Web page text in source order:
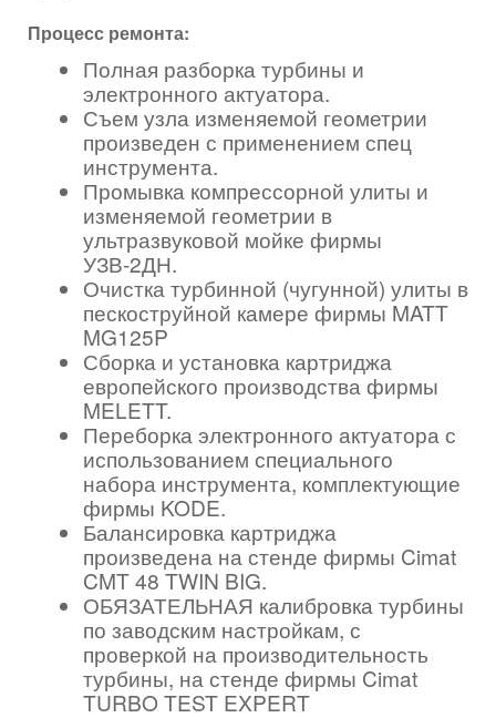
Процесс ремонта:
Полная разборка турбины и
электронного актуатора.
Съем узла изменяемой геометрии
произведен с применением спец
инструмента.
Промывка компрессорной улиты и
изменяемой геометрии в
ультразвуковой мойке фирмы
УЗВ-2ДН.
Очистка турбинной (чугунной) улиты в
пескоструйной камере фирмы MATT
MG125P
Сборка и установка картриджа
европейского производства фирмы
MELETT.
Переборка электронного актуатора с
использованием специального
набора инструмента, комплектующие
фирмы KODE.
Балансировка картриджа
произведена на стенде фирмы Cimat
CMT 48 TWIN BIG.
ОБЯЗАТЕЛЬНАЯ калибровка турбины
по заводским настройкам, с
проверкой на производительность
турбины, на стенде фирмы Cimat
TURBO TEST EXPERT